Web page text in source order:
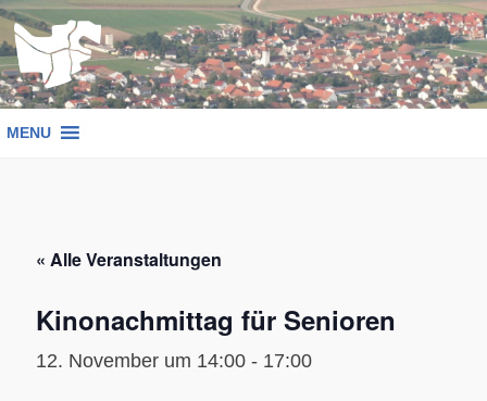
Zum
Inhalt
springen
MENU
« Alle Veranstaltungen
Kinonachmittag für Senioren
12. November um 14:00 - 17:00